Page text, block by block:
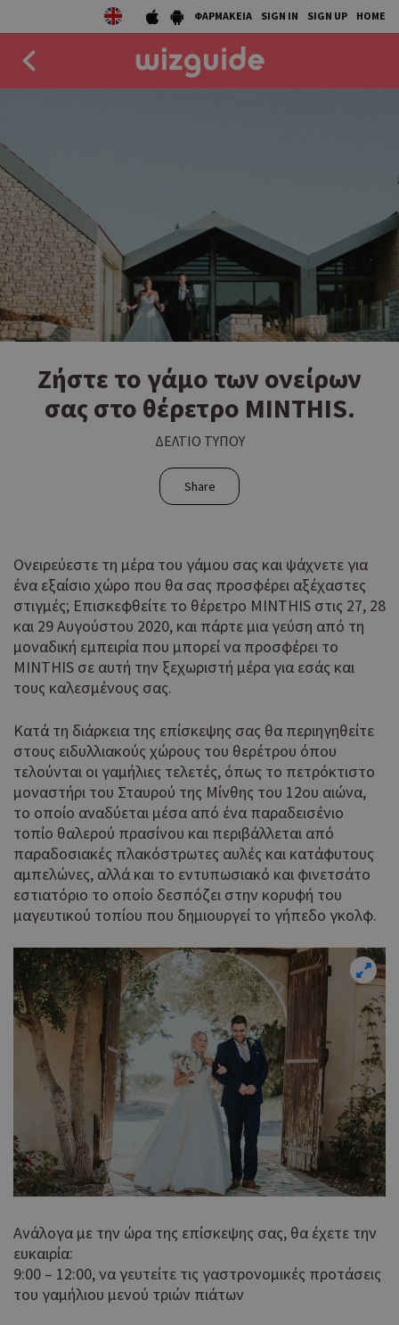
ΦΑΡΜΑΚΕΙΑ SIGN IN SIGN UP HOME
DRINK
50 BEST
AGENDA
COLLECTIONS
STORIES
Ζήστε το γάμο των ονείρων
σας στο θέρετρο MINTHIS.
ΔΕΛΤΙΟ ΤΥΠΟΥ
Share
Ονειρεύεστε τη μέρα του γάμου σας και ψάχνετε για
ένα εξαίσιο χώρο που θα σας προσφέρει αξέχαστες
στιγμές; Επισκεφθείτε το θέρετρο MINTHIS στις 27, 28
και 29 Αυγούστου 2020, και πάρτε μια γεύση από τη
μοναδική εμπειρία που μπορεί να προσφέρει το
MINTHIS σε αυτή την ξεχωριστή μέρα για εσάς και
τους καλεσμένους σας.
Κατά τη διάρκεια της επίσκεψης σας θα περιηγηθείτε
στους ειδυλλιακούς χώρους του θερέτρου όπου
τελούνται οι γαμήλιες τελετές, όπως το πετρόκτιστο
μοναστήρι του Σταυρού της Μίνθης του 12ου αιώνα,
το οποίο αναδύεται μέσα από ένα παραδεισένιο
τοπίο θαλερού πρασίνου και περιβάλλεται από
παραδοσιακές πλακόστρωτες αυλές και κατάφυτους
αμπελώνες, αλλά και το εντυπωσιακό και φινετσάτο
εστιατόριο το οποίο δεσπόζει στην κορυφή του
μαγευτικού τοπίου που δημιουργεί το γήπεδο γκολφ.
Ανάλογα με την ώρα της επίσκεψης σας, θα έχετε την
ευκαιρία:
9:00 – 12:00, να γευτείτε τις γαστρονομικές προτάσεις
του γαμήλιου μενού τριών πιάτων